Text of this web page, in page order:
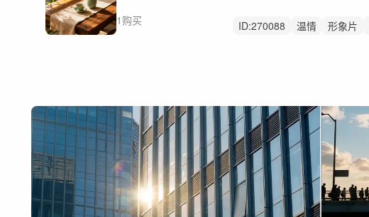
1购买 ID:270088 温情 形象片